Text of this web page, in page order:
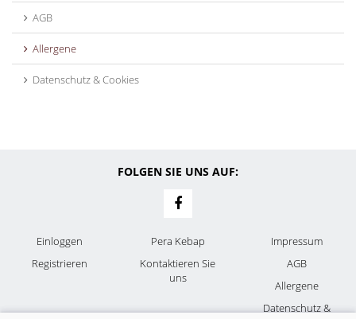
AGB
Allergene
Datenschutz & Cookies
FOLGEN SIE UNS AUF:
Einloggen
Registrieren
Pera Kebap
Kontaktieren Sie
uns
Impressum
AGB
Allergene
Datenschutz &